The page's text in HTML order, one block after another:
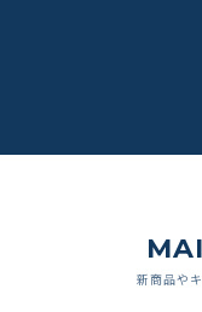
新商品や